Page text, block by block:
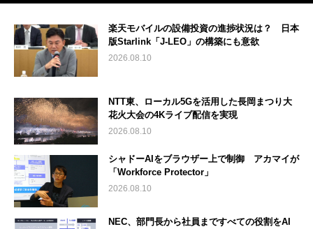
楽天モバイルの設備投資の進捗状況は？ 日本
版Starlink「J-LEO」の構築にも意欲
2026.08.10
NTT東、ローカル5Gを活用した長岡まつり大
花火大会の4Kライブ配信を実現
2026.08.10
シャドーAIをブラウザー上で制御 アカマイが
「Workforce Protector」
2026.08.10
NEC、部門長から社員まですべての役割をAI